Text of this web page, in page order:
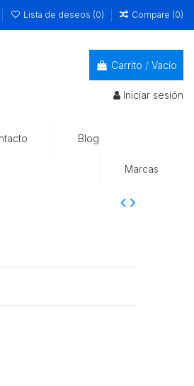
Lista de deseos (0) Compare (0)
Carrito / Vacío
Iniciar sesión
Blog
Marcas